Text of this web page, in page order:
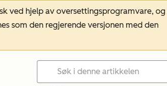
ved hjelp av oversettingsprogramvare,
som den regjerende versjonen med den